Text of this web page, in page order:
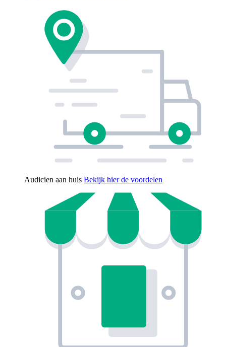
Audicien aan huis Bekijk hier de voordelen